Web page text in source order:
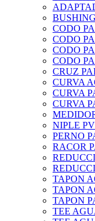
CODO
CODO
CODO
CODO
CRUZ
CURVA
CURVA
CURVA
NIPLE
PERNO
RACOR
TAPON
TAPON
TAPON
TEE